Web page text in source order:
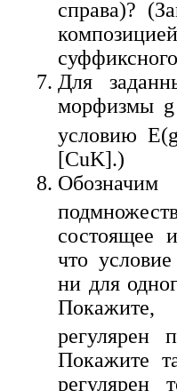
справа)?
Для
морфизмы g
условию
[CuK].)
Обозначим
состоящее
что
ни для
Покажите
регулярен